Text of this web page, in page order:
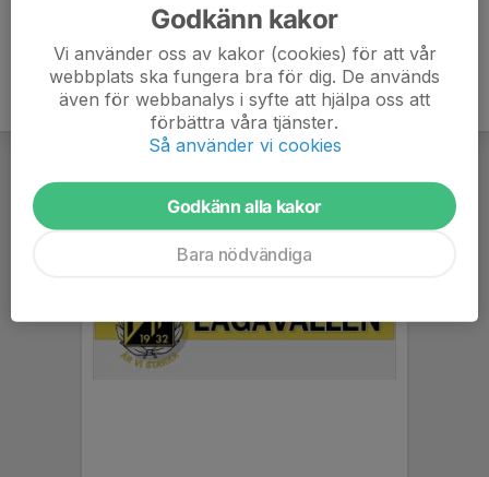
Godkänn kakor
Vi använder oss av kakor (cookies) för att vår
webbplats ska fungera bra för dig. De används
även för webbanalys i syfte att hjälpa oss att
förbättra våra tjänster.
Så använder vi cookies
Godkänn alla kakor
Bara nödvändiga